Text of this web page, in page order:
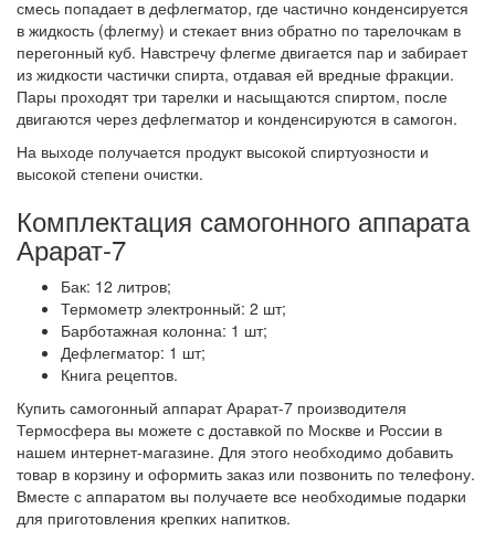
смесь попадает в дефлегматор, где частично конденсируется
в жидкость (флегму) и стекает вниз обратно по тарелочкам в
перегонный куб. Навстречу флегме двигается пар и забирает
из жидкости частички спирта, отдавая ей вредные фракции.
Пары проходят три тарелки и насыщаются спиртом, после
двигаются через дефлегматор и конденсируются в самогон.
На выходе получается продукт высокой спиртуозности и
высокой степени очистки.
Комплектация самогонного аппарата
Арарат-7
Бак: 12 литров;
Термометр электронный: 2 шт;
Барботажная колонна: 1 шт;
Дефлегматор: 1 шт;
Книга рецептов.
Купить самогонный аппарат Арарат-7 производителя
Термосфера вы можете с доставкой по Москве и России в
нашем интернет-магазине. Для этого необходимо добавить
товар в корзину и оформить заказ или позвонить по телефону.
Вместе с аппаратом вы получаете все необходимые подарки
для приготовления крепких напитков.